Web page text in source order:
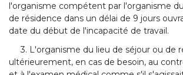
l'organisme compétent par l'organisme
de résidence dans un délai de 9 jours
date du début de l'incapacité de travail.
3. L'organisme du lieu de séjour ou de
ultérieurement, en cas de besoin, au